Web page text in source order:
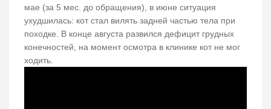
мае (за 5 мес. до обращения), в июне ситуация
ухудшилась: кот стал вилять задней частью тела при
походке. В конце августа развился дефицит грудных
конечностей, на момент осмотра в клинике кот не мог
ходить.